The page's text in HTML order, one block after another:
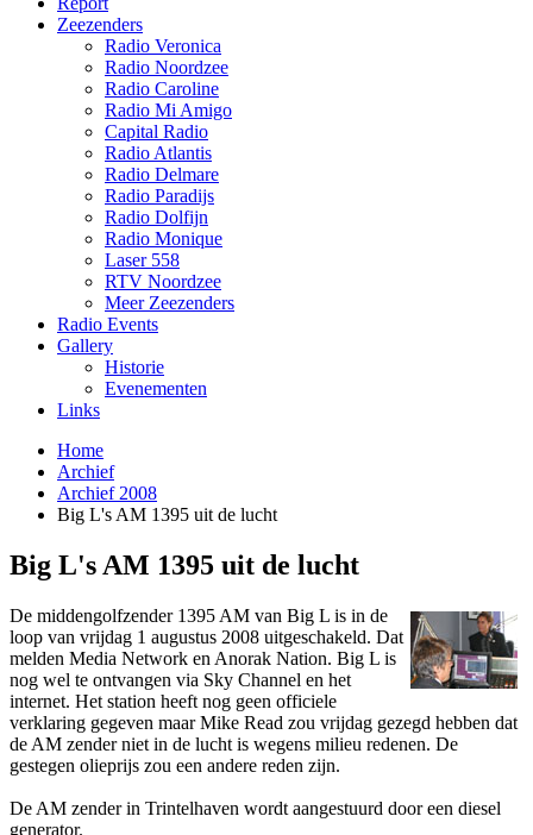
Zeezenders
Radio Veronica
Radio Noordzee
Radio Caroline
Radio Mi Amigo
Capital Radio
Radio Atlantis
Radio Delmare
Radio Paradijs
Radio Dolfijn
Radio Monique
Laser 558
RTV Noordzee
Meer Zeezenders
Radio Events
Gallery
Historie
Evenementen
Links
Home
Archief
Archief 2008
Big L's AM 1395 uit de lucht
Big L's AM 1395 uit de lucht
De middengolfzender 1395 AM van Big L is in de
loop van vrijdag 1 augustus 2008 uitgeschakeld. Dat
melden Media Network en Anorak Nation. Big L is
nog wel te o­ntvangen via Sky Channel en het
internet. Het station heeft nog geen officiele
verklaring gegeven maar Mike Read zou vrijdag gezegd hebben dat
de AM zender niet in de lucht is wegens milieu redenen. De
gestegen olieprijs zou een andere reden zijn.
De AM zender in Trintelhaven wordt aangestuurd door een diesel
generator.